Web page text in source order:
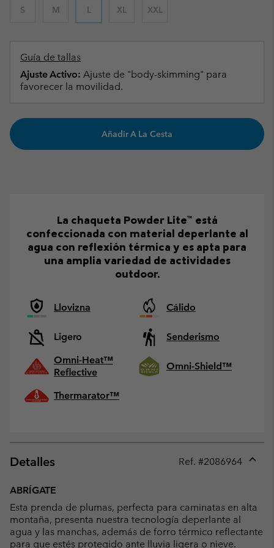
S M L XL XXL
Guía de tallas
Ajuste Activo: Ajuste de "body-skimming" para
favorecer la movilidad.
Añadir A La Cesta
La chaqueta Powder Lite™ está
confeccionada con material deperlante al
agua con reflexión térmica y es apta para
una amplia variedad de actividades
outdoor.
Llovizna Cálido
Ligero
Senderismo
Omni-Heat™
Reflective
Omni-Shield™
Thermarator™
Detalles Ref. #2086964
ABRÍGATE
Esta prenda de plumas, perfecta para caminatas en alta
montaña, presenta nuestra tecnología deperlante al
agua y las manchas, además de forro térmico reflectante
para que estés protegido ante lluvia ligera o nieve.